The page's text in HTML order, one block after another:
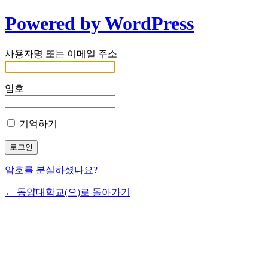
Powered by WordPress
사용자명 또는 이메일 주소
암호
기억하기
암호를 분실하셨나요?
← 동양대학교(으)로 돌아가기